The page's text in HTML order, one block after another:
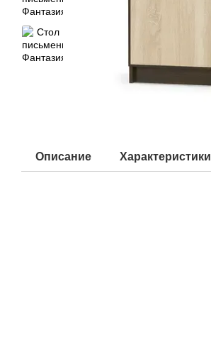
Описание Характеристики